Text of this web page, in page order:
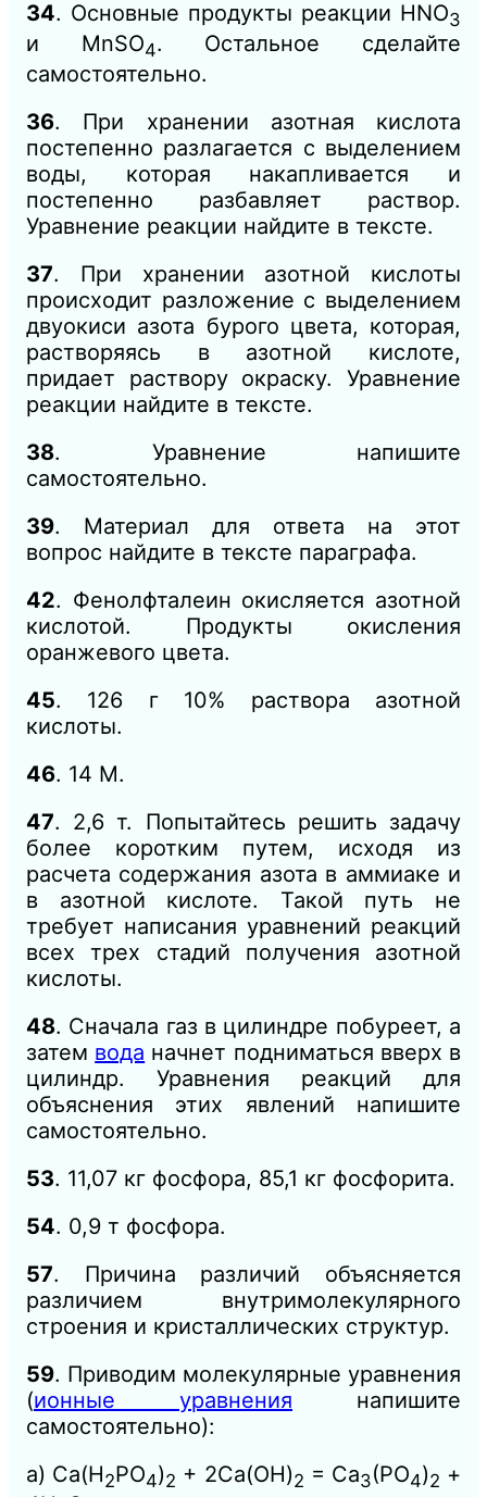
34. Основные продукты реакции HNO3
и MnSO4. Остальное сделайте
самостоятельно.
36. При хранении азотная кислота
постепенно разлагается с выделением
воды, которая накапливается и
постепенно разбавляет раствор.
Уравнение реакции найдите в тексте.
37. При хранении азотной кислоты
происходит разложение с выделением
двуокиси азота бурого цвета, которая,
растворяясь в азотной кислоте,
придает раствору окраску. Уравнение
реакции найдите в тексте.
38. Уравнение напишите
самостоятельно.
39. Материал для ответа на этот
вопрос найдите в тексте параграфа.
42. Фенолфталеин окисляется азотной
кислотой. Продукты окисления
оранжевого цвета.
45. 126 г 10% раствора азотной
кислоты.
46. 14 М.
47. 2,6 т. Попытайтесь решить задачу
более коротким путем, исходя из
расчета содержания азота в аммиаке и
в азотной кислоте. Такой путь не
требует написания уравнений реакций
всех трех стадий получения азотной
кислоты.
48. Сначала газ в цилиндре побуреет, а
затем вода начнет подниматься вверх в
цилиндр. Уравнения реакций для
объяснения этих явлений напишите
самостоятельно.
53. 11,07 кг фосфора, 85,1 кг фосфорита.
54. 0,9 т фосфора.
57. Причина различий объясняется
различием внутримолекулярного
строения и кристаллических структур.
59. Приводим молекулярные уравнения
(ионные уравнения напишите
самостоятельно):
а) Са(Н2РO4)2 + 2Са(ОН)2 = Са3(РO4)2 +